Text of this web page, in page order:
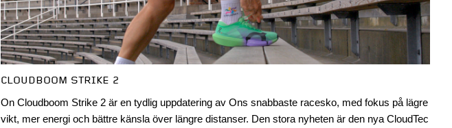
CLOUDBOOM STRIKE 2
On Cloudboom Strike 2 är en tydlig uppdatering av Ons snabbaste racesko, med fokus på lägre
vikt, mer energi och bättre känsla över längre distanser. Den stora nyheten är den nya CloudTec